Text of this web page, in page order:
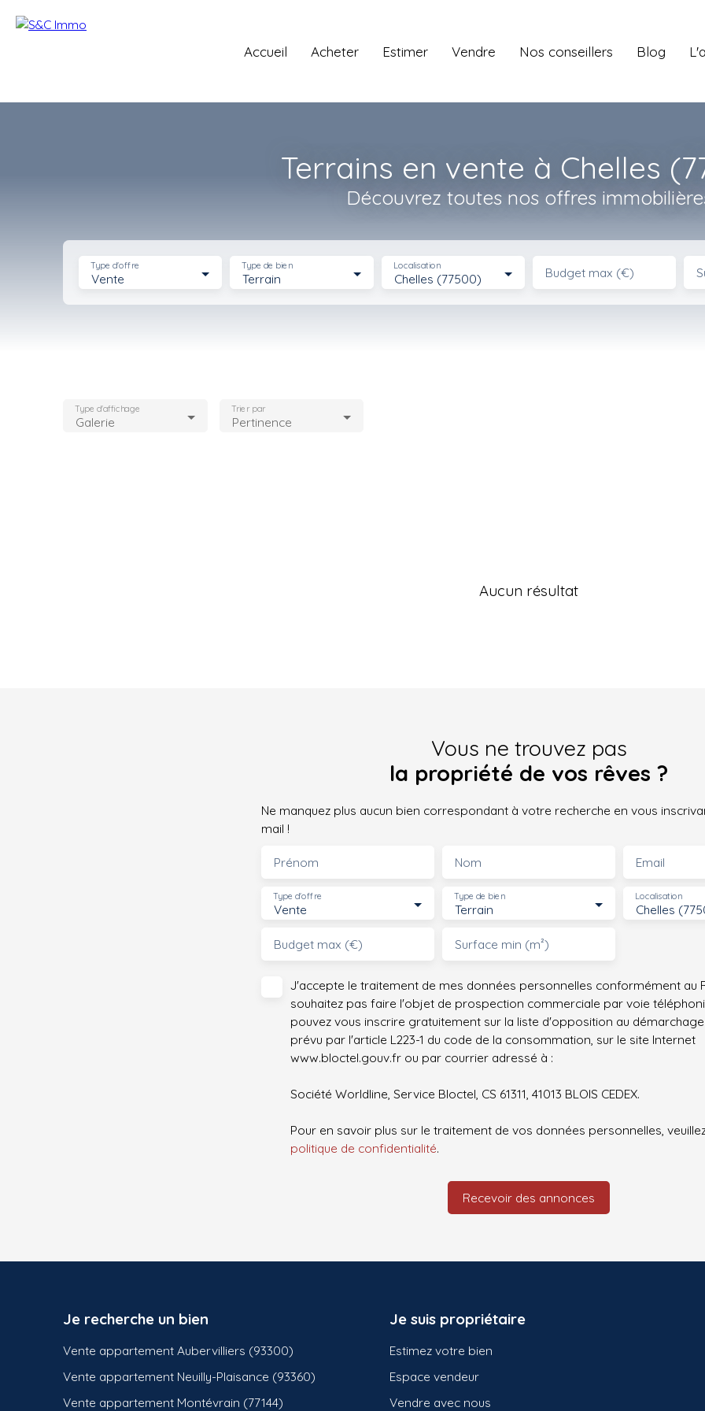
Accueil Acheter Estimer Vendre Nos conseillers Blog
Terrains en vente à Chelles
Découvrez toutes nos offres
Vente
Type d'offre
Terrain
Type de bien
Chelles (77500)
Localisation Budget max (€)
Galerie
Type d'affichage
Pertinence
Trier par
Aucun résultat
Vous ne trouvez pas
la propriété de vos rêves ?
Ne manquez plus aucun bien correspondant à votre recherche en vous
mail !
Prénom Nom Email
Vente
Type d'offre
Terrain
Type de bien
Chelles
Localisation
Budget max (€) Surface min (m²)
J'accepte le traitement de mes données personnelles conformément au
souhaitez pas faire l'objet de prospection commerciale par voie
pouvez vous inscrire gratuitement sur la liste d'opposition au
prévu par l'article L223-1 du code de la consommation, sur le site Internet
www.bloctel.gouv.fr ou par courrier adressé à :
Société Worldline, Service Bloctel, CS 61311, 41013 BLOIS CEDEX.
Pour en savoir plus sur le traitement de vos données personnelles,
politique de confidentialité.
Recevoir des annonces
Je recherche un bien
Vente appartement Aubervilliers (93300)
Vente appartement Neuilly-Plaisance (93360)
Vente appartement Montévrain (77144)
Je suis propriétaire
Estimez votre bien
Espace vendeur
Vendre avec nous